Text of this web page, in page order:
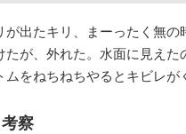
が出たキリ、まーったく無の
たが、外れた。水面に見えた
をねちねちやるとキビレが
察